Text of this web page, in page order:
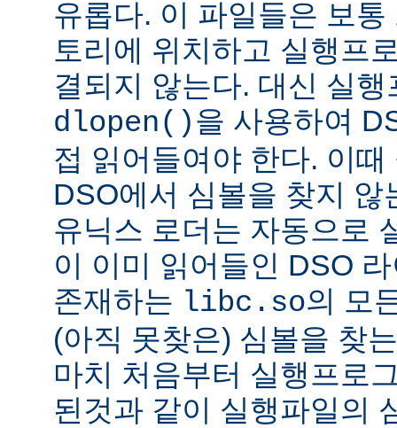
유롭다. 이 파일들은 보
토리에 위치하고 실행프
결되지 않는다. 대신 실
dlopen()을 사용하여
접 읽어들여야 한다. 이
DSO에서 심볼을 찾지 않
유닉스 로더는 자동으로
이 이미 읽어들인 DSO
존재하는 libc.so의 모
(아직 못찾은) 심볼을 찾
마치 처음부터 실행프로
된것과 같이 실행파일의